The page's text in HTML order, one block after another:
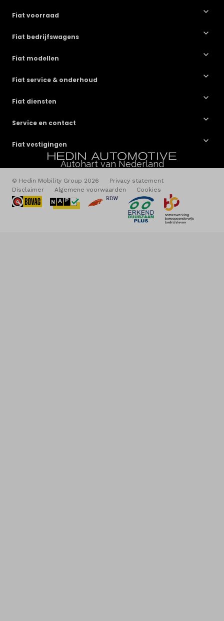
Fiat voorraad
Fiat bedrijfswagens
Fiat modellen
Fiat service & onderhoud
Fiat diensten
Service en contact
Fiat vestigingen
Autohart van Nederland
© Hedin Mobility Group 2026
Privacy statement
Disclaimer
Algemene voorwaarden Cookies